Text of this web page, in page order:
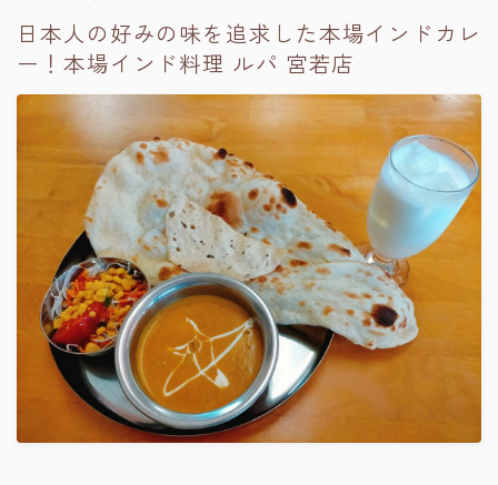
日本人の好みの味を追求した本場インドカレ
ー！本場インド料理 ルパ 宮若店